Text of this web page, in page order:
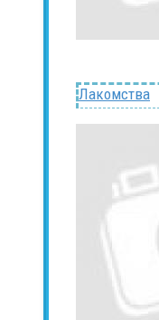
Лакомства